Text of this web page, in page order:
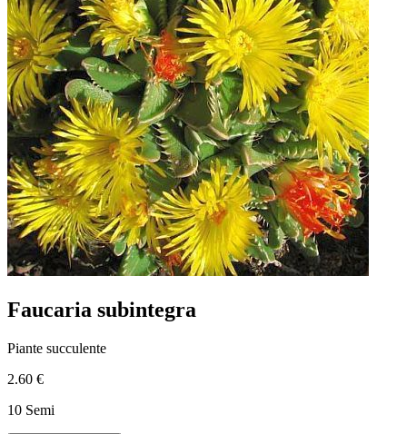
Faucaria subintegra
Piante succulente
2.60 €
10 Semi